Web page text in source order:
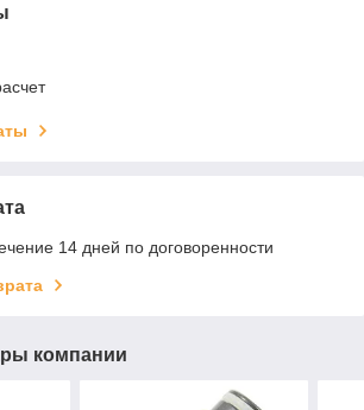
14 дней по договоренности
компании